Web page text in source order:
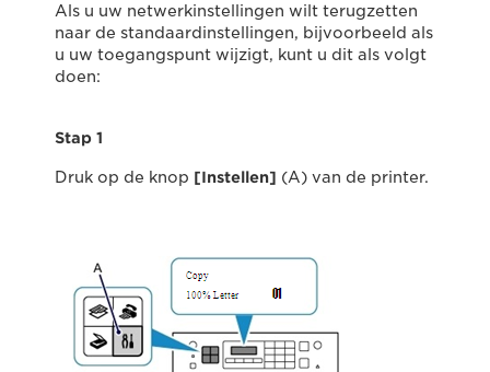
Als u uw netwerkinstellingen wilt terugzetten
naar de standaardinstellingen, bijvoorbeeld als
u uw toegangspunt wijzigt, kunt u dit als volgt
doen:
Stap 1
Druk op de knop [Instellen] (A) van de printer.